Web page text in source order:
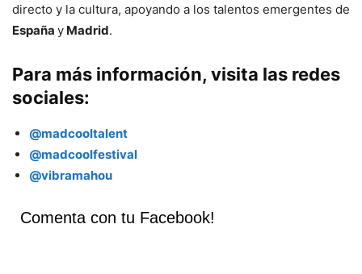
directo y la cultura, apoyando a los talentos emergentes de
España y Madrid.
Para más información, visita las redes
sociales:
@madcooltalent
@madcoolfestival
@vibramahou
Comenta con tu Facebook!